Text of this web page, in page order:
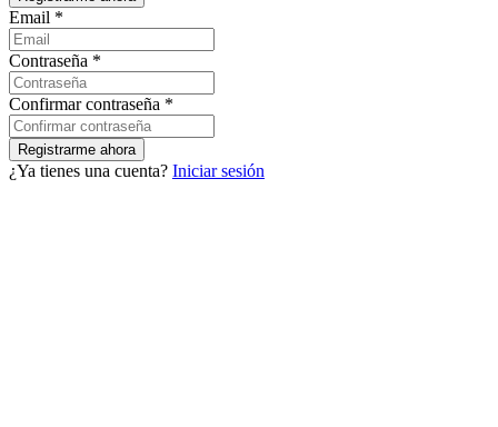
Email *
Contraseña *
Confirmar contraseña *
¿Ya tienes una cuenta? Iniciar sesión